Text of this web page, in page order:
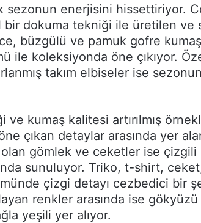
sezonun enerjisini hissettiriyor.
bir dokuma tekniği ile üretilen ve
büzgülü ve pamuk gofre
ile koleksiyonda öne çıkıyor.
takım elbiseler ise
ve kumaş kalitesi artırılmış
çıkan detaylar arasında yer
gömlek ve ceketler ise çizgili
sunuluyor. Triko, t-shirt,
çizgi detayı cezbedici bir
renkler arasında ise
yeşili yer alıyor.